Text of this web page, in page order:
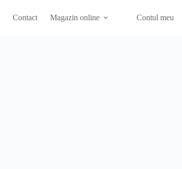
Contact Magazin online Contul meu